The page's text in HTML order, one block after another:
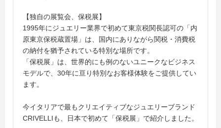
【独自の展覧会、保税展】
1995年にジュエリー業界で初めて東京税関長認可の「内
原東京保税蔵置場」は、国内にありながら関税・消費税
の納付を猶予されている特別な場所です。
「保税展」は、世界的にも例のないユニークなビジネス
モデルで、30年に亘り特別なお客様体験をご提供してい
ます。
今イタリアで最もクリエイティブなジュエリーブランド
CRIVELLIも、日本で初めて「保税展」で紹介しました。